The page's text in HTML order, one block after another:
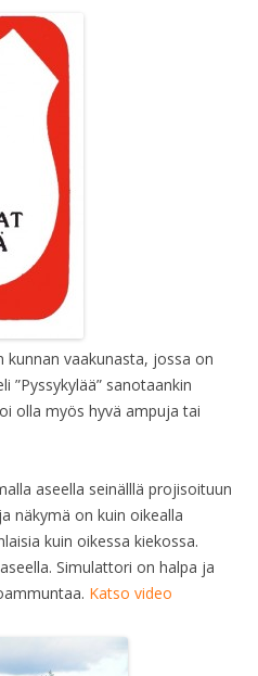
kunnan vaakunasta, jossa on
”Pyssykylää” sanotaankin
olla myös hyvä ampuja tai
aseella seinälllä projisoituun
näkymä on kuin oikealla
kuin oikessa kiekossa.
Simulattori on halpa ja
Katso video